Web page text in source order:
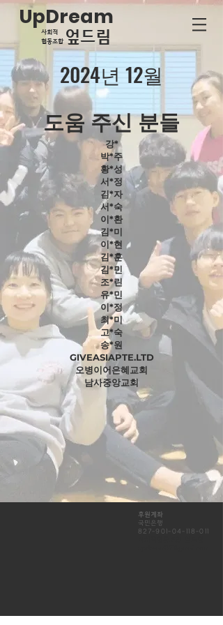
UpDream
사회적
협동조합 ​엎드림
2024년 12월
​도움 주신 분들
강*
박*주
황*성
서*정
김*자
서*숙
이*환
김*미
이*현
김*훈
김*민
조*린
유*민
이*정
최*미
고*숙
송*원
GIVEASIAPTE.LTD
오병이어은혜교회
남사중앙교회
후원계좌
국민은행
​827-901-04-118
-011